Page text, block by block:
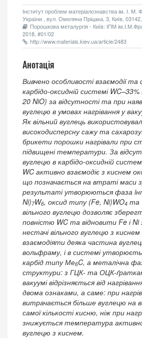
Інститут проблем матеріалознавства ім. І.
України , вул. Омеляна Пріцака, 3, Київ,
Порошкова металургія - Київ: ІПМ
2018, #01/02
http://www.materials.kiev.ua/article/2483
Анотація
Вивчено особливості взаємодії
карбідо-оксидній системі
20 NiO) за відсутності та при
вуглецю в умовах нагрівання у
Як вільний вуглець
високодисперсну сажу та
брикети порошки нагрівали при
підвищені температури. За
вуглецю в карбідо-оксидній
WC активно взаємодіє з киснем
що позначається на втраті маси
результаті утворюються фаза
Ni)7W6, оксид типу (Fe, Ni)WO4 та
вільного вуглецю дозволяє
повністю WC та відновити Fe і Ni
нестачі вільного вуглецю з
взаємодіяти деяка частина
вольфраму, і в системі
карбід типу Ме6C, а металічна
структури: з ГЦК- та ОЦК-
вакуумі відрізняється від
двома ознаками, а саме: при
витрачається більше вуглецю на
самої кількості кисню, ніж при
знижується температура
вуглецю з киснем.